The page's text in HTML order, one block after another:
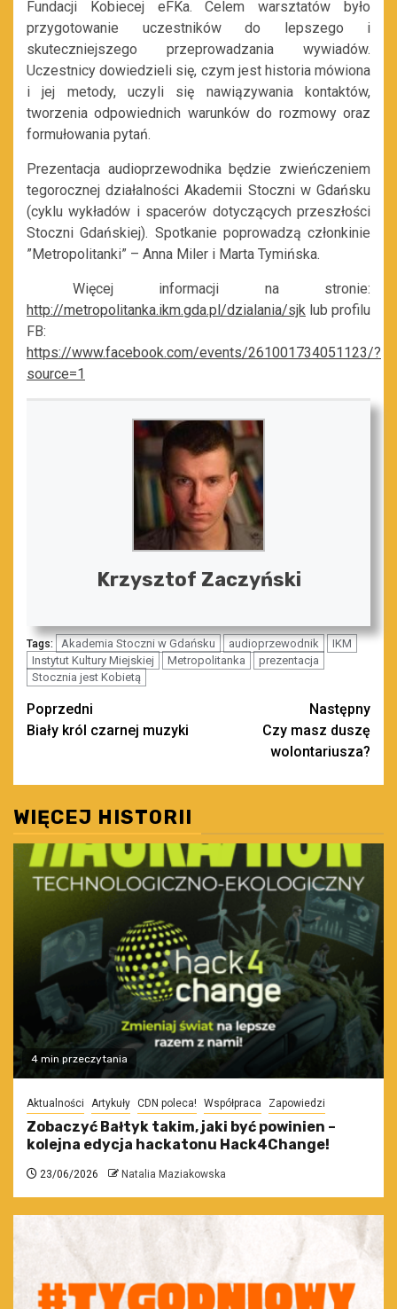
Fundacji Kobiecej eFKa. Celem warsztatów było
przygotowanie uczestników do lepszego i
skuteczniejszego przeprowadzania wywiadów.
Uczestnicy dowiedzieli się, czym jest historia mówiona
i jej metody, uczyli się nawiązywania kontaktów,
tworzenia odpowiednich warunków do rozmowy oraz
formułowania pytań.
Prezentacja audioprzewodnika będzie zwieńczeniem
tegorocznej działalności Akademii Stoczni w Gdańsku
(cyklu wykładów i spacerów dotyczących przeszłości
Stoczni Gdańskiej). Spotkanie poprowadzą członkinie
”Metropolitanki” – Anna Miler i Marta Tymińska.
Więcej informacji na stronie:
http://metropolitanka.ikm.gda.pl/dzialania/sjk lub profilu
FB:
https://www.facebook.com/events/261001734051123/?
source=1
Krzysztof Zaczyński
Tags: Akademia Stoczni w Gdańsku audioprzewodnik
IKM
Instytut Kultury Miejskiej
Metropolitanka
prezentacja
Stocznia jest Kobietą
Zobacz
wpisy
Poprzedni
Biały król czarnej muzyki
Następny
Czy masz duszę
wolontariusza?
WIĘCEJ HISTORII
4 min przeczytania
Aktualności Artykuły CDN poleca! Współpraca Zapowiedzi
Zobaczyć Bałtyk takim, jaki być powinien –
kolejna edycja hackatonu Hack4Change!
23/06/2026 Natalia Maziakowska